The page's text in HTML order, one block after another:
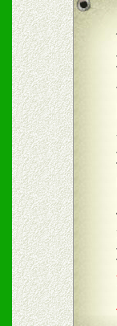
2、区
合作关
三、物
1、免
2、不
知名度
3、根
具。